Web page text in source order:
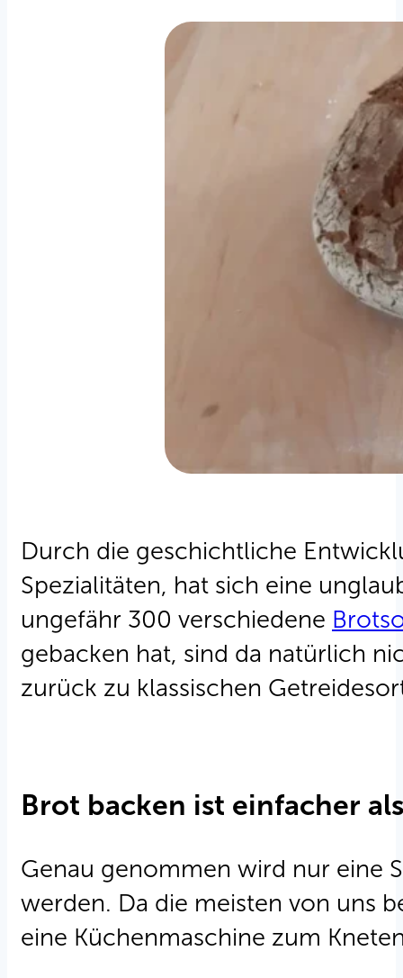
Durch die geschichtliche
Spezialitäten, hat sich eine
ungefähr 300 verschiedene
gebacken hat, sind da natürlich
zurück zu klassischen
Brot backen ist einfacher
Genau genommen wird nur eine
werden. Da die meisten von uns
eine Küchenmaschine zum